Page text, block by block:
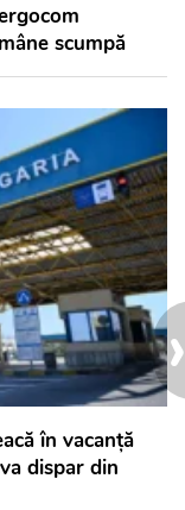
scumpă
în vacanță
dispar din